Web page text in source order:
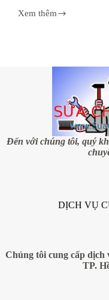
Xem thêm
Căn
tưởng
Đến với chúng tôi, quý
DỊCH VỤ
Chúng tôi cung cấp dịch
TP.